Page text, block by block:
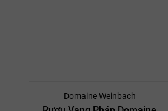
Domaine Weinbach